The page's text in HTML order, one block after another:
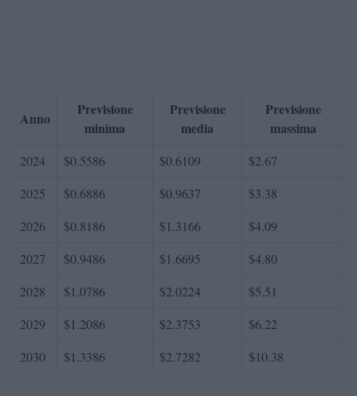
Anno
Previsione
minima
Previsione
media
Previsione
massima
2024 $0.5586 $0.6109
$2.67
2025
$0.6886 $0.9637
$3.38
2026
$0.8186 $1.3166
$4.09
2027
$0.9486 $1.6695
$4.80
2028
$1.0786 $2.0224
$5.51
2029
$1.2086 $2.3753
$6.22
2030
$1.3386 $2.7282 $10.38